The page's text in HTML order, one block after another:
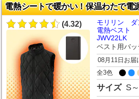
電熱シートで暖かい！保温わたで電
(4.32)
モリリン ダ
電熱ベス
JWV22LK
ベスト用バッ
08月11日お届
全3色
サイズ S